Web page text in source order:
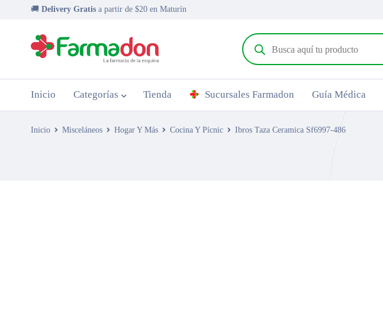
🚚 Delivery Gratis a partir de $20 en Maturín
Inicio Categorías Tienda Sucursales Farmadon Guía Médica
Inicio Misceláneos Hogar Y Más Cocina Y Pícnic Ibros Taza Ceramica Sf6997-486